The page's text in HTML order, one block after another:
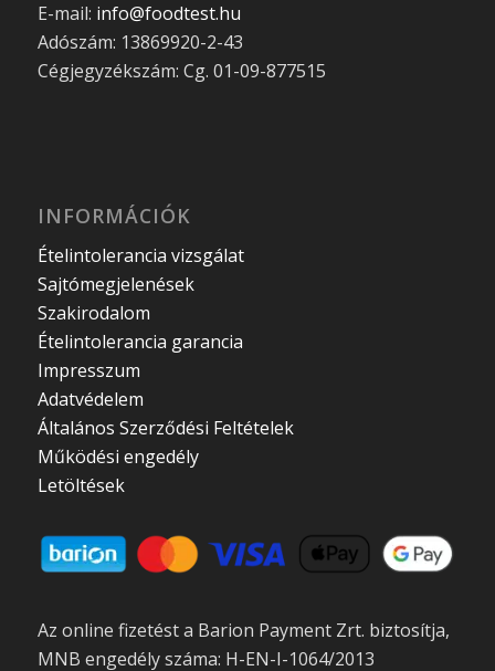
E-mail: info@foodtest.hu
Adószám: 13869920-2-43
Cégjegyzékszám: Cg. 01-09-877515
INFORMÁCIÓK
Ételintolerancia vizsgálat
Sajtómegjelenések
Szakirodalom
Ételintolerancia garancia
Impresszum
Adatvédelem
Általános Szerződési Feltételek
Működési engedély
Letöltések
Az online fizetést a Barion Payment Zrt. biztosítja,
MNB engedély száma: H-EN-I-1064/2013